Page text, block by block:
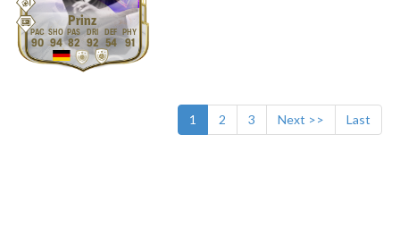
Prinz
90 94 82 92 54 91
1 2 3 Next >> Last